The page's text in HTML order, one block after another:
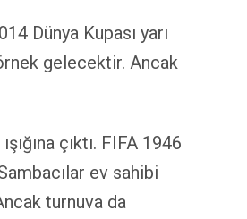
Dünya Kupası yarı
gelecektir. Ancak
çıktı. FIFA 1946
ev sahibi
turnuva da